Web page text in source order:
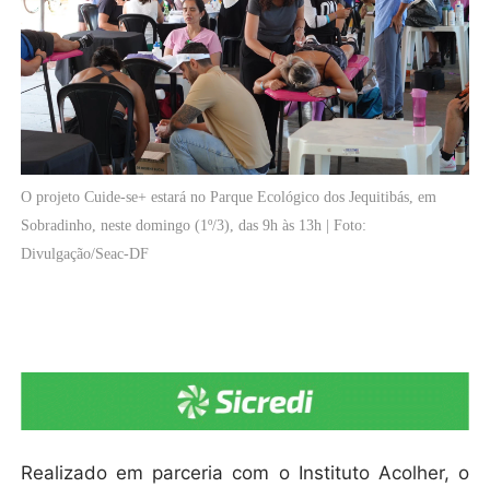
O projeto Cuide-se+ estará no Parque Ecológico dos Jequitibás, em
Sobradinho, neste domingo (1º/3), das 9h às 13h | Foto:
Divulgação/Seac-DF
Realizado em parceria com o Instituto Acolher, o